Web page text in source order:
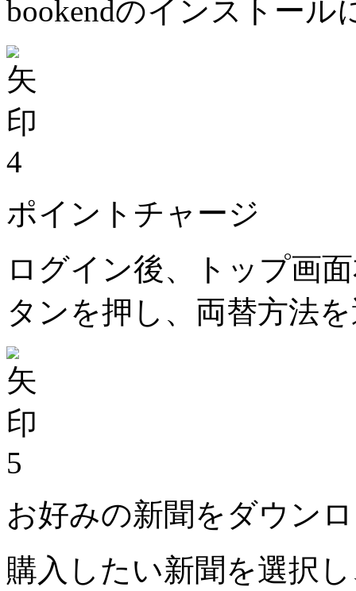
bookendのインストール
4
ポイントチャージ
ログイン後、トップ画
タンを押し、両替方法
5
お好みの新聞をダウン
購入したい新聞を選択